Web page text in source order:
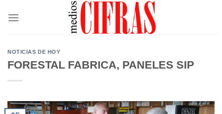
NOTICIAS DE HOY
FORESTAL FABRICA, PANELES SIP